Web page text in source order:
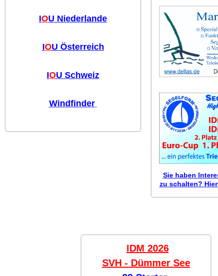
IOU Niederlande
IOU Österreich
IOU Schweiz
Windfinder
Sie haben
zu schalten?
IDM 2026
SVH - Dümmer See